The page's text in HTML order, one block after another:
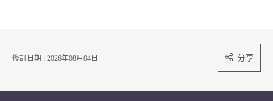
修訂日期 : 2026年08月04日 分享